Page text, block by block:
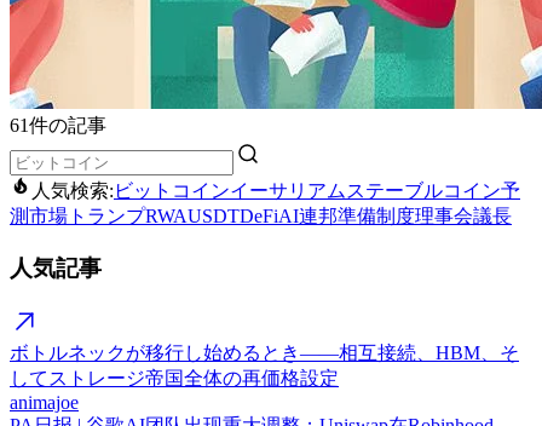
61件の記事
人気検索: ビットコインイーサリアム ステーブルコイン予
測市場 トランプRWAUSDTDeFiAI連邦準備制度理事会議長
人気記事
ボトルネックが移行し始めるとき——相互接続、HBM、そ
してストレージ帝国全体の再価格設定
animajoe